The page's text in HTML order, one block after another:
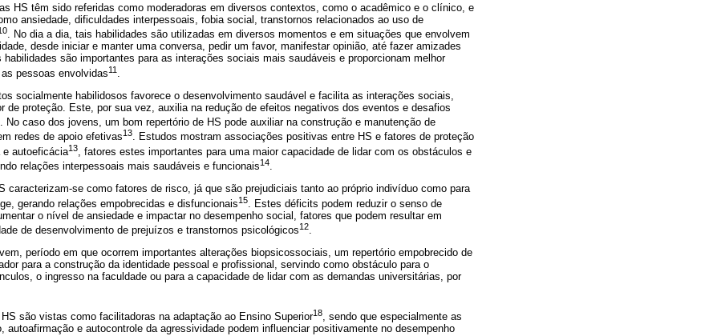
HS têm sido referidas como moderadoras em diversos contextos, como o acadêmico e o clínico, e
ansiedade, dificuldades interpessoais, fobia social, transtornos relacionados ao uso de
. No dia a dia, tais habilidades são utilizadas em diversos momentos e em situações que envolvem
desde iniciar e manter uma conversa, pedir um favor, manifestar opinião, até fazer amizades
são importantes para as interações sociais mais saudáveis e proporcionam melhor
pessoas envolvidas11
socialmente habilidosos favorece o desenvolvimento saudável e facilita as interações sociais,
de proteção. Este, por sua vez, auxilia na redução de efeitos negativos dos eventos e desafios
. No caso dos jovens, um bom repertório de HS pode auxiliar na construção e manutenção de
redes de apoio efetivas13. Estudos mostram associações positivas entre HS e fatores de proteção
autoeficácia13
, fatores estes importantes para uma maior capacidade de lidar com os obstáculos e
relações interpessoais mais saudáveis e funcionais14.
caracterizam-se como fatores de risco, já que são prejudiciais tanto ao próprio indivíduo como para
gerando relações empobrecidas e disfuncionais15
. Estes déficits podem reduzir o senso de
o nível de ansiedade e impactar no desempenho social, fatores que podem resultar em
de desenvolvimento de prejuízos e transtornos psicológicos12
período em que ocorrem importantes alterações biopsicossociais, um repertório empobrecido de
para a construção da identidade pessoal e profissional, servindo como obstáculo para o
o ingresso na faculdade ou para a capacidade de lidar com as demandas universitárias, por
são vistas como facilitadoras na adaptação ao Ensino Superior18
, sendo que especialmente as
autoafirmação e autocontrole da agressividade podem influenciar positivamente no desempenho